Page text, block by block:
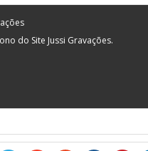
do Site Jussi Gravações.